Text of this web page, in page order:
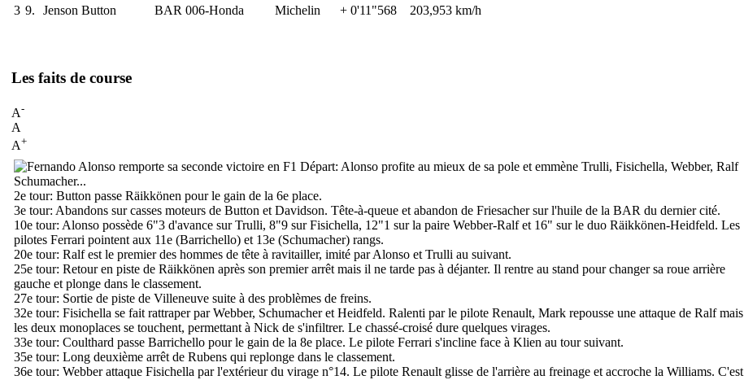
3 9. Jenson Button BAR 006-Honda Michelin + 0'11"568 203,953 km/h
Les faits de course
A-
A
A+
Départ: Alonso profite au mieux de sa pole et emmène Trulli, Fisichella, Webber, Ralf
Schumacher...
2e tour: Button passe Räikkönen pour le gain de la 6e place.
3e tour: Abandons sur casses moteurs de Button et Davidson. Tête-à-queue et abandon de Friesacher sur l'huile de la BAR du dernier cité.
10e tour: Alonso possède 6"3 d'avance sur Trulli, 8"9 sur Fisichella, 12"1 sur la paire Webber-Ralf et 16" sur le duo Räikkönen-Heidfeld. Les
pilotes Ferrari pointent aux 11e (Barrichello) et 13e (Schumacher) rangs.
20e tour: Ralf est le premier des hommes de tête à ravitailler, imité par Alonso et Trulli au suivant.
25e tour: Retour en piste de Räikkönen après son premier arrêt mais il ne tarde pas à déjanter. Il rentre au stand pour changer sa roue arrière
gauche et plonge dans le classement.
27e tour: Sortie de piste de Villeneuve suite à des problèmes de freins.
32e tour: Fisichella se fait rattraper par Webber, Schumacher et Heidfeld. Ralenti par le pilote Renault, Mark repousse une attaque de Ralf mais
les deux monoplaces se touchent, permettant à Nick de s'infiltrer. Le chassé-croisé dure quelques virages.
33e tour: Coulthard passe Barrichello pour le gain de la 8e place. Le pilote Ferrari s'incline face à Klien au tour suivant.
35e tour: Long deuxième arrêt de Rubens qui replonge dans le classement.
36e tour: Webber attaque Fisichella par l'extérieur du virage n°14. Le pilote Renault glisse de l'arrière au freinage et accroche la Williams. C'est